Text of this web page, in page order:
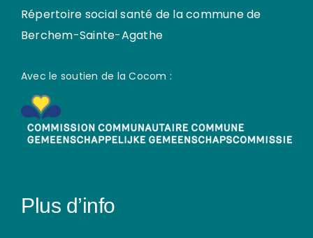
Répertoire social santé de la commune de
Berchem-Sainte-Agathe
Avec le soutien de la Cocom :
Plus d’info